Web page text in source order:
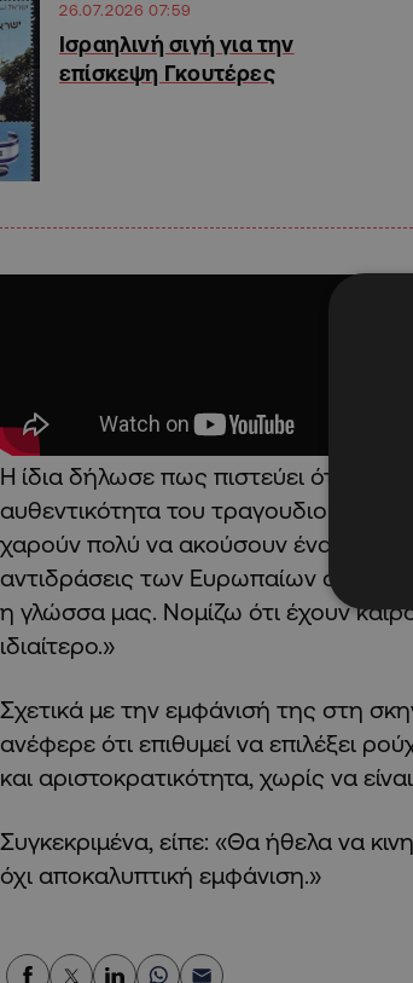
26.07.2026 07:59
Ισραηλινή σιγή για την
επίσκεψη Γκουτέρες
Η ίδια δήλωσε πως πιστεύει ότι το
αυθεντικότητα του τραγουδιού της,
χαρούν πολύ να ακούσουν ένα
αντιδράσεις των Ευρωπαίων στο
η γλώσσα μας. Νομίζω ότι έχουν
ιδιαίτερο.»
Σχετικά με την εμφάνισή της στη
ανέφερε ότι επιθυμεί να επιλέξει
και αριστοκρατικότητα, χωρίς να
Συγκεκριμένα, είπε: «Θα ήθελα να
όχι αποκαλυπτική εμφάνιση.»